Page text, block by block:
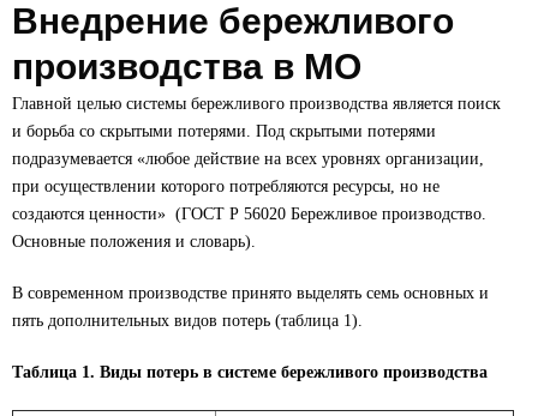
Внедрение бережливого
производства в МО
Главной целью системы бережливого производства является поиск
и борьба со скрытыми потерями. Под скрытыми потерями
подразумевается «любое действие на всех уровнях организации,
при осуществлении которого потребляются ресурсы, но не
создаются ценности» (ГОСТ Р 56020 Бережливое производство.
Основные положения и словарь).
В современном производстве принято выделять семь основных и
пять дополнительных видов потерь (таблица 1).
Таблица 1. Виды потерь в системе бережливого производства